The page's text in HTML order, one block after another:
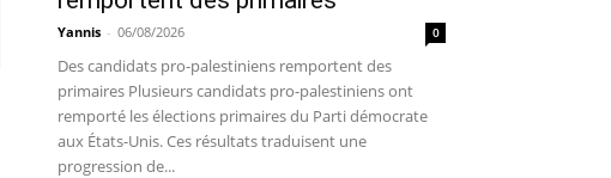
Yannis - 06/08/2026 0
Des candidats pro-palestiniens remportent des
primaires Plusieurs candidats pro-palestiniens ont
remporté les élections primaires du Parti démocrate
aux États-Unis. Ces résultats traduisent une
progression de...